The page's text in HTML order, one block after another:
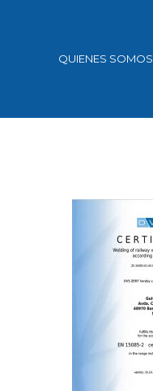
QUIENES SOMOS